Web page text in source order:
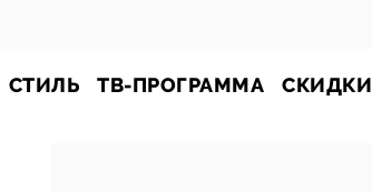
СТИЛЬ ТВ-ПРОГРАММА СКИДКИ